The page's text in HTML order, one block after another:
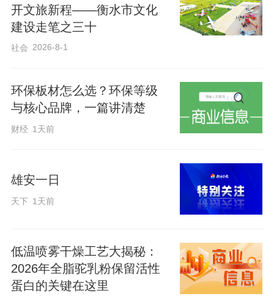
从“抗碱麦”到“节水麦”
到……小麦选种早动手，免得收时选不
了。”这是1965年5月26日《衡水群众报》
头版刊发的小诗。20世纪60年代，衡水土
1962年9月25日，衡水农科所专家在
红袍、红葫芦头”等抗碱品种。阜城县东兴
大队在30亩地里对比了108个小麦品种，从
山西“小白籽”到新疆“苏耳哈”，最后只选出
开文旅新程——衡水市文化
建设走笔之三十
社会 2026-8-1
环保板材怎么选？环保等级
与核心品牌，一篇讲清楚
财经 1天前
雄安一日
天下 1天前
低温喷雾干燥工艺大揭秘：
2026年全脂驼乳粉保留活性
蛋白的关键在这里